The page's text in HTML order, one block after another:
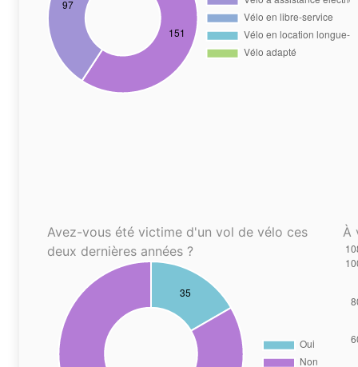
Avez-vous été victime d'un vol de vélo ces
deux dernières années ?
À